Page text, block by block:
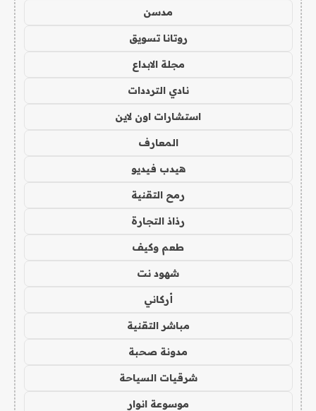
مدسن
روتانا تسويق
مجلة الابداع
نادي الترددات
استشارات اون لاين
المعارف
هيدب فيديو
رمح التقنية
رذاذ التجارة
طعم وكيف
شهود نت
أركاني
مباشر التقنية
مدونة صحبة
شرقيات السياحة
موسوعة انوار